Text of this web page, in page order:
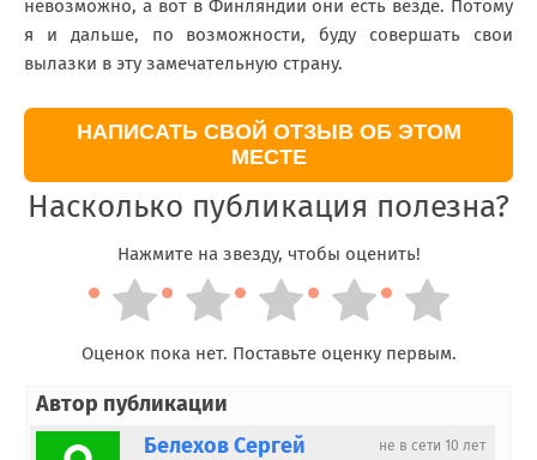
невозможно, а вот в Финляндии они есть везде. Потому
я и дальше, по возможности, буду совершать свои
вылазки в эту замечательную страну.
НАПИСАТЬ СВОЙ ОТЗЫВ ОБ ЭТОМ
МЕСТЕ
Насколько публикация полезна?
Нажмите на звезду, чтобы оценить!
Оценок пока нет. Поставьте оценку первым.
Автор публикации
не в сети 10 лет
Белехов Сергей